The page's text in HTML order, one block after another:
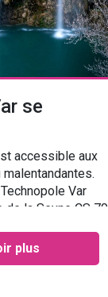
se
accessible aux
Var
de la Seyne CS 70
plus